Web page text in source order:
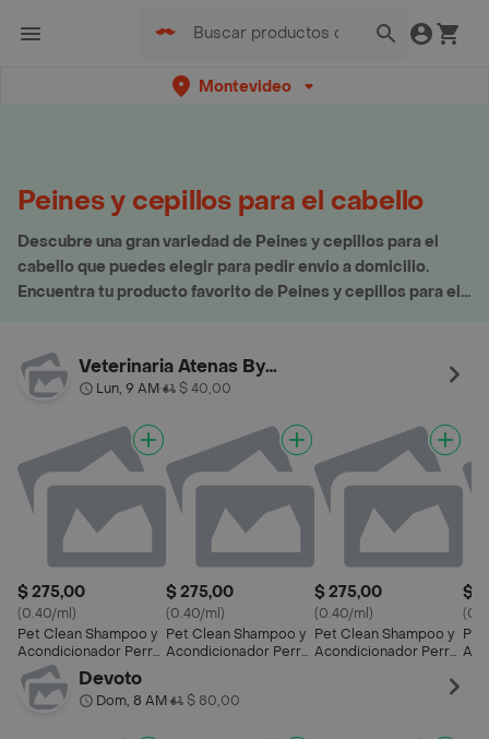
Montevideo
Peines y cepillos para el cabello
Descubre una gran variedad de Peines y cepillos para el
cabello que puedes elegir para pedir envio a domicilio.
Encuentra tu producto favorito de Peines y cepillos para el
Veterinaria Atenas By Palermo
Lun, 9 AM• $ 40,00
$ 275,00
(0.40/ml)
Pet Clean Shampoo y
Acondicionador Perro
Pelo Oscuro 700 mL
$ 275,00
(0.40/ml)
Pet Clean Shampoo y
Acondicionador Perro
$ 275,00
(0.40/ml)
Pet Clean Shampoo y
Acondicionador Perro
$
Pet
Devoto
Dom, 8 AM• $ 80,00